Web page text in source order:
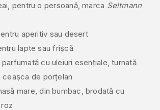
pentru o persoană, marca Seltmann
aperitiv sau desert
lapte sau frișcă
parfumată cu uleiuri esențiale, turnată
ceașca de porțelan
mare, din bumbac, brodată cu